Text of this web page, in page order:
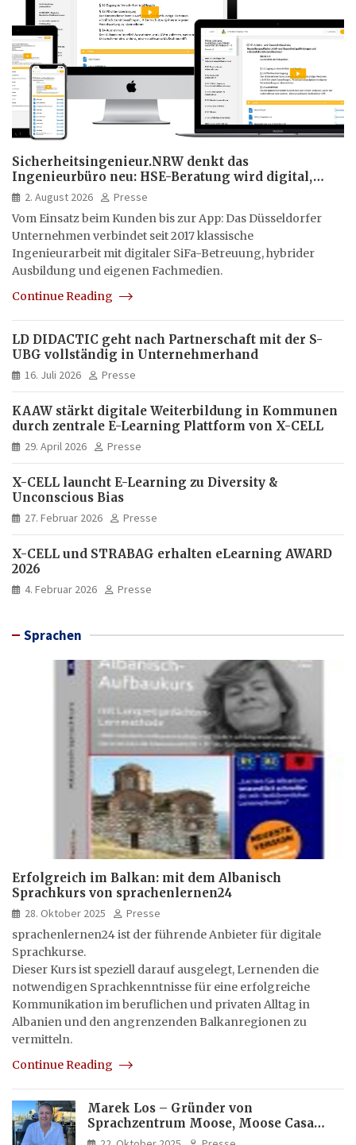
Sicherheitsingenieur.NRW denkt das
Ingenieurbüro neu: HSE-Beratung wird digital,
hybrid und multimedial
2. August 2026
Presse
Vom Einsatz beim Kunden bis zur App: Das Düsseldorfer
Unternehmen verbindet seit 2017 klassische
Ingenieurarbeit mit digitaler SiFa-Betreuung, hybrider
Ausbildung und eigenen Fachmedien.
Continue Reading
LD DIDACTIC geht nach Partnerschaft mit der S-
UBG vollständig in Unternehmerhand
16. Juli 2026 Presse
KAAW stärkt digitale Weiterbildung in Kommunen
durch zentrale E-Learning Plattform von X-CELL
29. April 2026 Presse
X-CELL launcht E-Learning zu Diversity &
Unconscious Bias
27. Februar 2026 Presse
X-CELL und STRABAG erhalten eLearning AWARD
2026
4. Februar 2026 Presse
Sprachen
Erfolgreich im Balkan: mit dem Albanisch
Sprachkurs von sprachenlernen24
28. Oktober 2025
Presse
sprachenlernen24 ist der führende Anbieter für digitale
Sprachkurse.
Dieser Kurs ist speziell darauf ausgelegt, Lernenden die
notwendigen Sprachkenntnisse für eine erfolgreiche
Kommunikation im beruflichen und privaten Alltag in
Albanien und den angrenzenden Balkanregionen zu
vermitteln.
Continue Reading
Marek Los – Gründer von
Sprachzentrum Moose, Moose Casa
Italia und Apartamento Brasil |